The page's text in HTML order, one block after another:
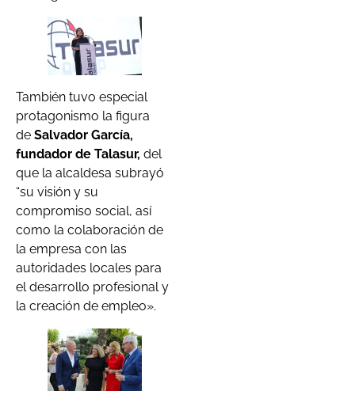
También tuvo especial
protagonismo la figura
de Salvador García,
fundador de Talasur, del
que la alcaldesa subrayó
“su visión y su
compromiso social, así
como la colaboración de
la empresa con las
autoridades locales para
el desarrollo profesional y
la creación de empleo».